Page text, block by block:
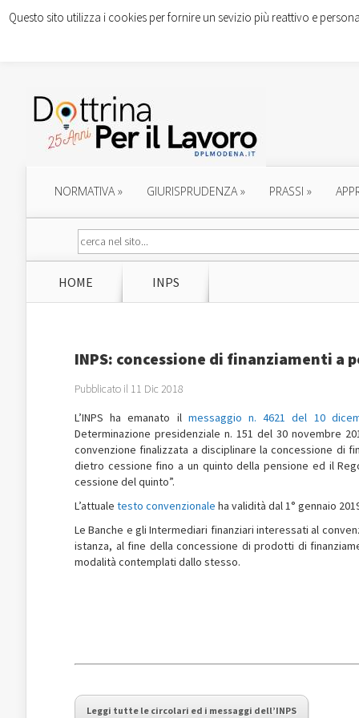
NORMATIVA» GIURISPRUDENZA» PRASSI »
HOME INPS
INPS: concessione di finanziamenti
Pubblicato il 11 Dic 2018
L’INPS ha emanato il messaggio n. 4621 del 10
Determinazione presidenziale n. 151 del 30 novembre
convenzione finalizzata a disciplinare la concessione di
dietro cessione fino a un quinto della pensione ed il
cessione del quinto”.
L’attuale testo convenzionale ha validità dal 1° gennaio
Le Banche e gli Intermediari finanziari interessati al
istanza, al fine della concessione di prodotti di
modalità contemplati dallo stesso.
Leggi tutte le circolari ed i messaggi dell’INPS
Questo sito utilizza i cookies per fornire un sevizio più reattivo e